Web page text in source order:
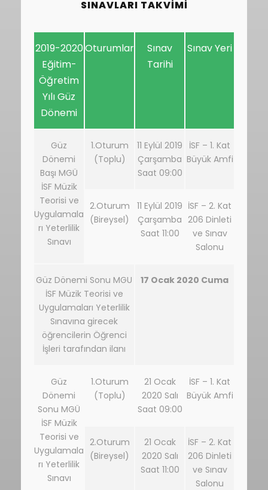
SINAVLARI TAKVIMI
2019-2020
Eğitim-
Öğretim
Yılı Güz
Dönemi
Oturumlar
Sınav
Tarihi
Sınav Yeri
Güz
Dönemi
Başı MGÜ
İSF Müzik
Teorisi ve
Uygulamala
rı Yeterlilik
Sınavı
1.Oturum
(Toplu)
11 Eylül 2019
Çarşamba
Saat 09:00
İSF – 1. Kat
Büyük Amfi
2.Oturum
(Bireysel)
11 Eylül 2019
Çarşamba
Saat 11:00
İSF – 2. Kat
206 Dinleti
ve Sınav
Salonu
Güz Dönemi Sonu MGU
İSF Müzik Teorisi ve
Uygulamaları Yeterlilik
Sınavına girecek
öğrencilerin Öğrenci
İşleri tarafından ilanı
17 Ocak 2020 Cuma
Güz
Dönemi
Sonu MGÜ
İSF Müzik
Teorisi ve
Uygulamala
rı Yeterlilik
Sınavı
1.Oturum
(Toplu)
21 Ocak
2020 Salı
Saat 09:00
İSF – 1. Kat
Büyük Amfi
2.Oturum
(Bireysel)
21 Ocak
2020 Salı
Saat 11:00
İSF – 2. Kat
206 Dinleti
ve Sınav
Salonu